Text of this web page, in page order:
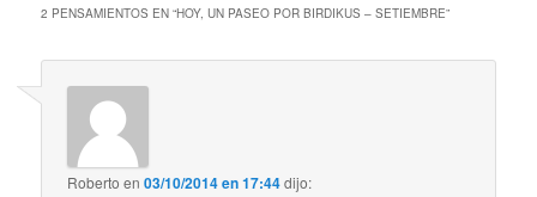
2 PENSAMIENTOS EN “HOY, UN PASEO POR BIRDIKUS – SETIEMBRE”
Roberto en03/10/2014 en 17:44dijo: